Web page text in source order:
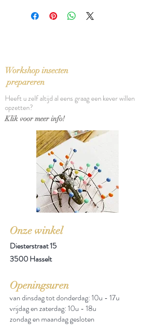
Taal: Nederlands
Aantal pagina's: 725
Workshop insecten
prepareren
Heeft u zelf altijd al eens graag een kever willen
opzetten?
Klik voor meer info!
Onze winkel
Diesterstraat 15
3500 Hasselt
Openingsuren
van dinsdag tot donderdag: 10u - 17u
vrijdag en zaterdag: 10u - 18u
zondag en maandag gesloten